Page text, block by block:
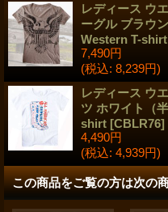
レディース ウ
ーグル ブラウ
Western T-shirt
7,490円
(税込: 8,239円)
レディース ウ
ツ ホワイト（
shirt [CBLR76]
4,490円
(税込: 4,939円)
この商品をご覧の方は次の